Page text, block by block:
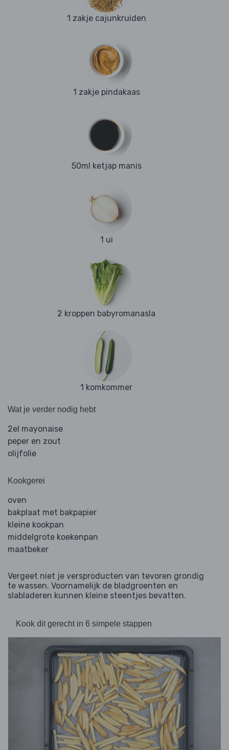
1 zakje cajunkruiden
1 zakje pindakaas
50ml ketjap manis
1 ui
2 kroppen babyromanasla
1 komkommer
Wat je verder nodig hebt
2el mayonaise
peper en zout
olijfolie
Kookgerei
oven
bakplaat met bakpapier
kleine kookpan
middelgrote koekenpan
maatbeker
Vergeet niet je versproducten van tevoren grondig
te wassen. Voornamelijk de bladgroenten en
slabladeren kunnen kleine steentjes bevatten.
Kook dit gerecht in 6 simpele stappen